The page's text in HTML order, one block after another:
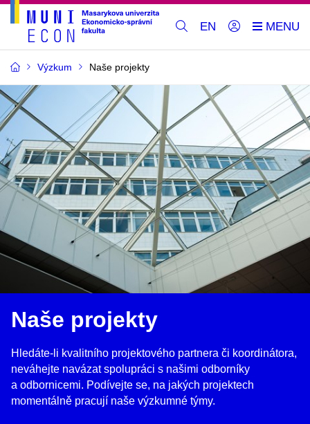
EN
Výzkum Naše projekty
Naše projekty
Hledáte-li kvalitního projektového partnera či koordinátora,
neváhejte navázat spolupráci s našimi odborníky
a odbornicemi. Podívejte se, na jakých projektech
momentálně pracují naše výzkumné týmy.